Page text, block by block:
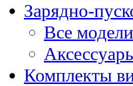
Зарядно-
Все модели
Комплекты